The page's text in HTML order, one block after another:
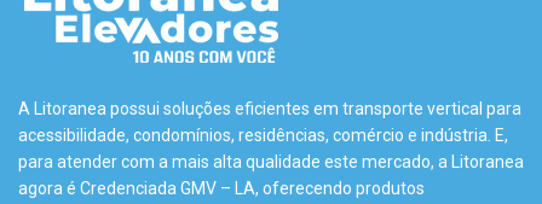
A Litoranea possui soluções eficientes em transporte vertical para
acessibilidade, condomínios, residências, comércio e indústria. E,
para atender com a mais alta qualidade este mercado, a Litoranea
agora é Credenciada GMV – LA, oferecendo produtos